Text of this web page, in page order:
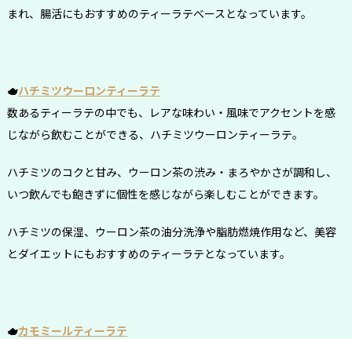
まれ、腸活にもおすすめのティーラテべースとなっています。
🫖ハチミツウーロンティーラテ
数あるティーラテの中でも、レアな味わい・風味でアクセントを感
じながら飲むことができる、ハチミツウーロンティーラテ。
ハチミツのコクと甘み、ウーロン茶の渋み・まろやかさが調和し、
いつ飲んでも飽きずに個性を感じながら楽しむことができます。
ハチミツの保湿、ウーロン茶の油分洗浄や脂肪燃焼作用など、美容
とダイエットにもおすすめのティーラテとなっています。
🫖カモミールティーラテ